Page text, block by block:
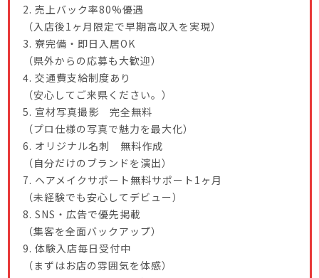
2. 売上バック率80%優遇
（入店後1ヶ月限定で早期高収入を実現）
3. 寮完備・即日入居OK
（県外からの応募も大歓迎）
4. 交通費支給制度あり
（安心してご来県ください。）
5. 宣材写真撮影 完全無料
（プロ仕様の写真で魅力を最大化）
6. オリジナル名刺 無料作成
（自分だけのブランドを演出）
7. ヘアメイクサポート無料サポート1ヶ月
（未経験でも安心してデビュー）
8. SNS・広告で優先掲載
（集客を全面バックアップ）
9. 体験入店毎日受付中
（まずはお店の雰囲気を体感）